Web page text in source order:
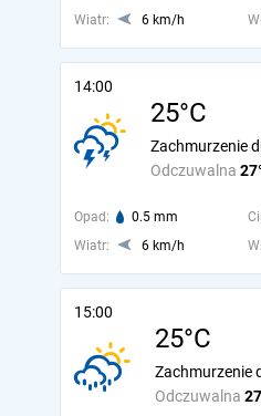
Wiatr:
6 km/h
14:00
25°C
Odczuwalna
Zachmurzenie
Opad: 0.5 mm
Wiatr:
6 km/h
15:00
25°C
Odczuwalna
Zachmurzenie